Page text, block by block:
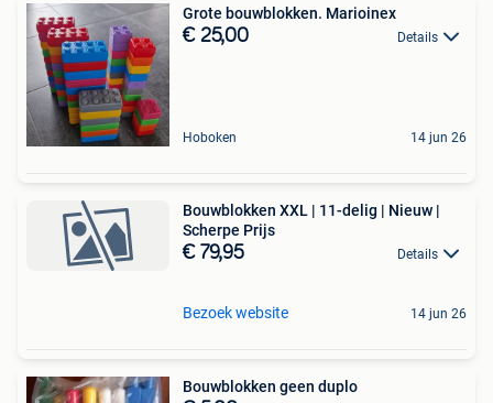
Grote bouwblokken. Marioinex
€ 25,00 Details
Hoboken 14 jun 26
Bouwblokken XXL | 11-delig | Nieuw |
Scherpe Prijs
€ 79,95 Details
Bezoek website 14 jun 26
Bouwblokken geen duplo